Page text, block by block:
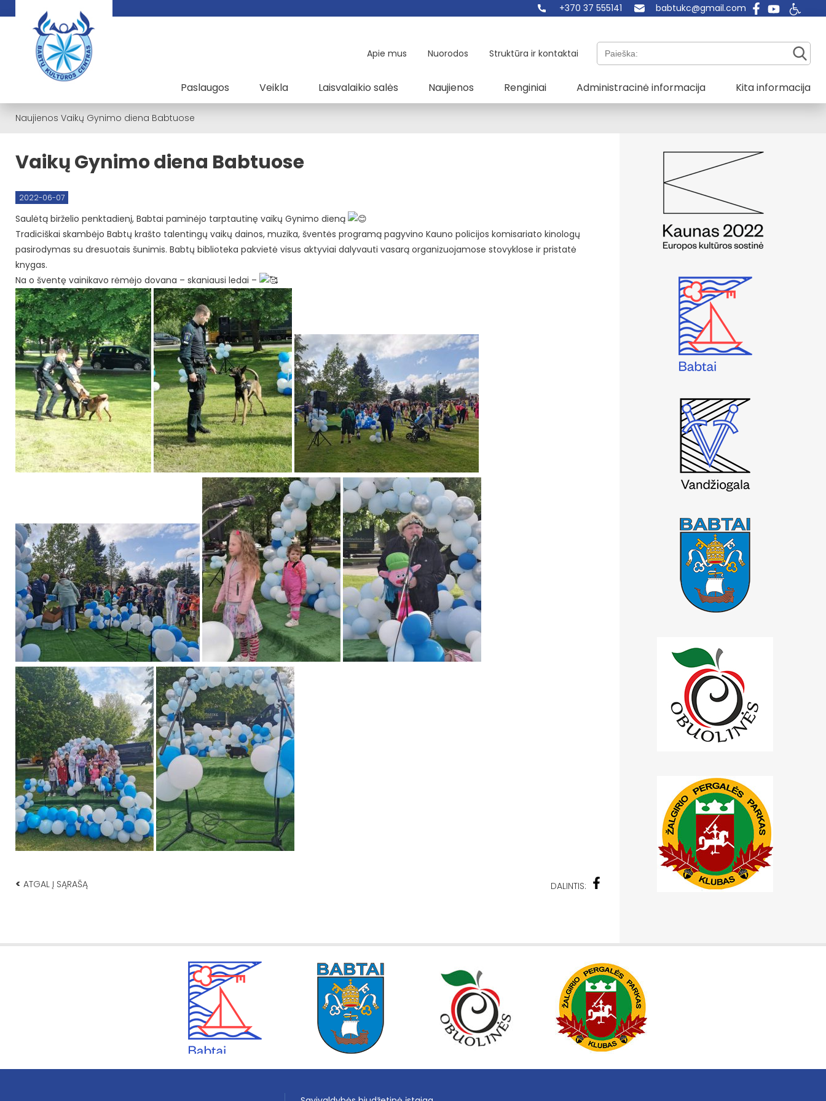
+370 37 555141 babtukc@gmail.com
Apie mus Nuorodos Struktūra ir kontaktai Paieška:
Paslaugos Veikla Laisvalaikio salės Naujienos Renginiai Administracinė informacija Kita informacija
Naujienos Vaikų Gynimo diena Babtuose
Vaikų Gynimo diena Babtuose
2022-06-07
Saulėtą birželio penktadienį, Babtai paminėjo tarptautinę vaikų Gynimo dieną
Tradiciškai skambėjo Babtų krašto talentingų vaikų dainos, muzika, šventės programą pagyvino Kauno policijos komisariato kinologų
pasirodymas su dresuotais šunimis. Babtų biblioteka pakvietė visus aktyviai dalyvauti vasarą organizuojamose stovyklose ir pristatė
knygas.
Na o šventę vainikavo rėmėjo dovana – skaniausi ledai –
< ATGAL Į SĄRAŠĄ DALINTIS: